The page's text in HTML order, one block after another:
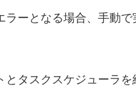
ーとなる場合、手動
とタスクスケジューラ